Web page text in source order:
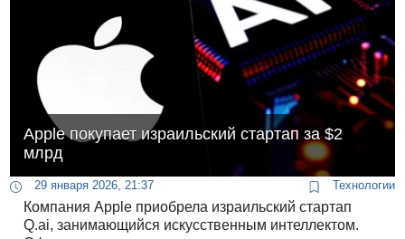
Аpple покупает израильский стартап за $2
млрд
29 января 2026, 21:37 Технологии
Компания Apple приобрела израильский стартап
Q.ai, занимающийся искусственным интеллектом.